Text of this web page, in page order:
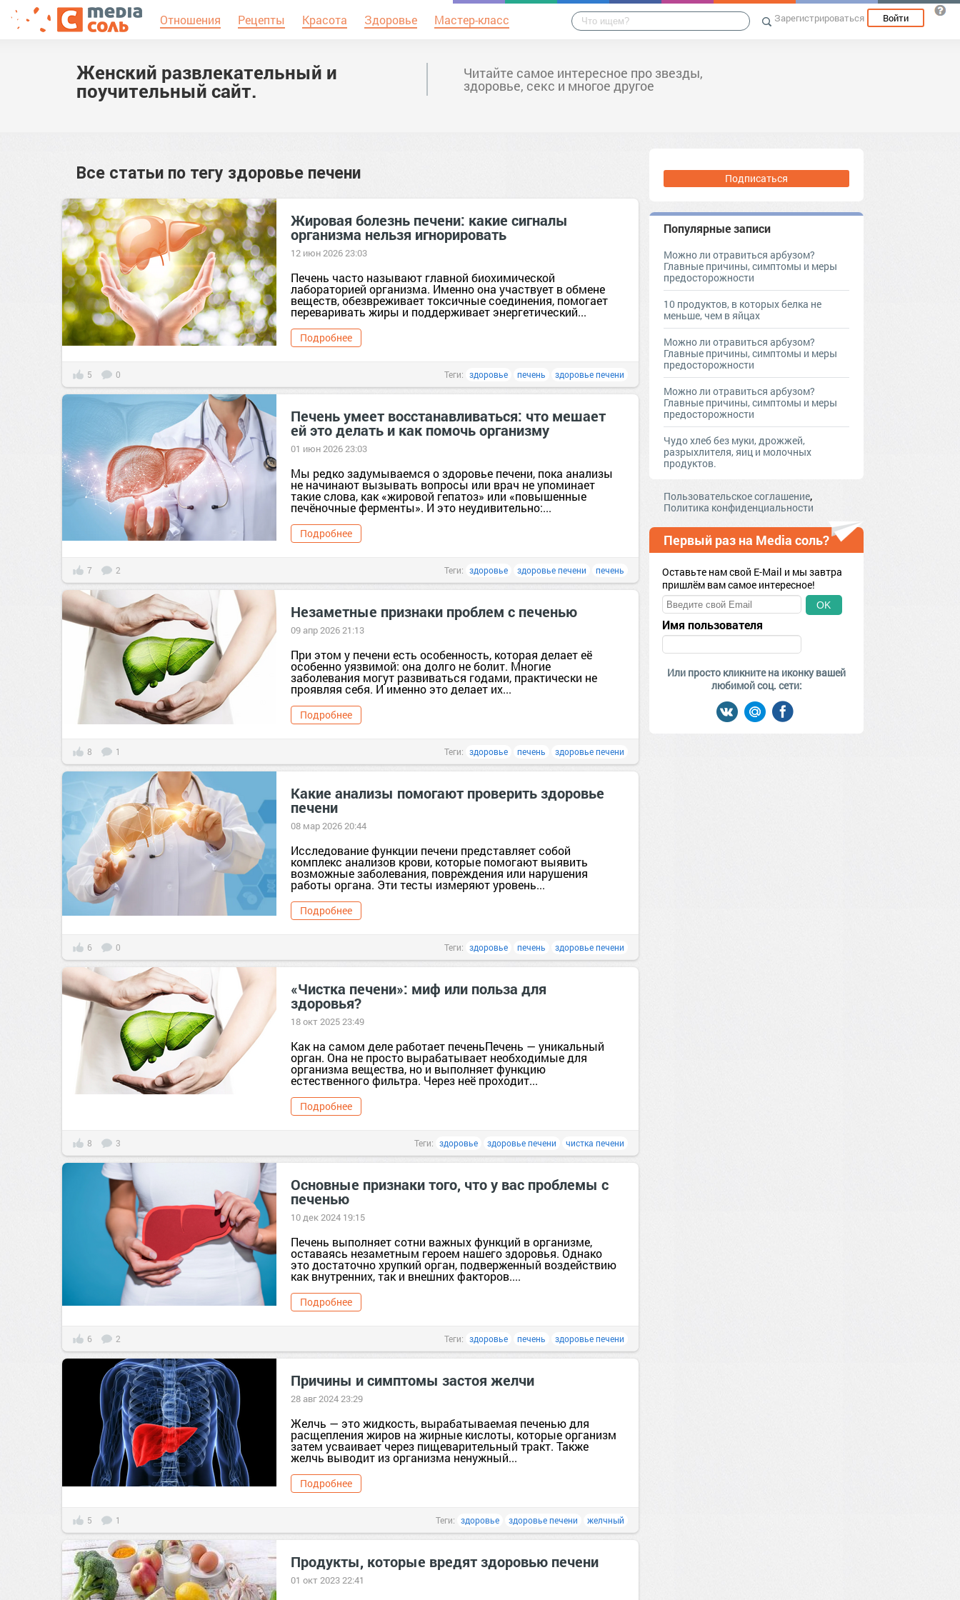
Отношения Рецепты Красота Здоровье Мастер-класс Зарегистрироваться Войти
Женский развлекательный и
поучительный сайт.
Читайте самое интересное про звезды,
здоровье, секс и многое другое
Все статьи по тегу здоровье печени
Жировая болезнь печени: какие сигналы
организма нельзя игнорировать
12 июн 2026 23:03
Печень часто называют главной биохимической
лабораторией организма. Именно она участвует в обмене
веществ, обезвреживает токсичные соединения, помогает
переваривать жиры и поддерживает энергетический...
Подробнее
5 0 Теги: здоровье печень здоровье печени
Печень умеет восстанавливаться: что мешает
ей это делать и как помочь организму
01 июн 2026 23:03
Мы редко задумываемся о здоровье печени, пока анализы
не начинают вызывать вопросы или врач не упоминает
такие слова, как «жировой гепатоз» или «повышенные
печёночные ферменты». И это неудивительно:...
Подробнее
7 2 Теги: здоровье здоровье печени печень
Незаметные признаки проблем с печенью
09 апр 2026 21:13
При этом у печени есть особенность, которая делает её
особенно уязвимой: она долго не болит. Многие
заболевания могут развиваться годами, практически не
проявляя себя. И именно это делает их...
Подробнее
8 1 Теги: здоровье печень здоровье печени
Какие анализы помогают проверить здоровье
печени
08 мар 2026 20:44
Исследование функции печени представляет собой
комплекс анализов крови, которые помогают выявить
возможные заболевания, повреждения или нарушения
работы органа. Эти тесты измеряют уровень...
Подробнее
6 0 Теги: здоровье печень здоровье печени
«Чистка печени»: миф или польза для
здоровья?
18 окт 2025 23:49
Как на самом деле работает печеньПечень — уникальный
орган. Она не просто вырабатывает необходимые для
организма вещества, но и выполняет функцию
естественного фильтра. Через неё проходит...
Подробнее
8 3 Теги: здоровье здоровье печени чистка печени
Основные признаки того, что у вас проблемы с
печенью
10 дек 2024 19:15
Печень выполняет сотни важных функций в организме,
оставаясь незаметным героем нашего здоровья. Однако
это достаточно хрупкий орган, подверженный воздействию
как внутренних, так и внешних факторов....
Подробнее
6 2 Теги: здоровье печень здоровье печени
Причины и симптомы застоя желчи
28 авг 2024 23:29
Желчь — это жидкость, вырабатываемая печенью для
расщепления жиров на жирные кислоты, которые организм
затем усваивает через пищеварительный тракт. Также
желчь выводит из организма ненужный...
Подробнее
5 1 Теги: здоровье здоровье печени желчный
Продукты, которые вредят здоровью печени
01 окт 2023 22:41
Подписаться
Популярные записи
Можно ли отравиться арбузом?
Главные причины, симптомы и меры
предосторожности
10 продуктов, в которых белка не
меньше, чем в яйцах
Можно ли отравиться арбузом?
Главные причины, симптомы и меры
предосторожности
Можно ли отравиться арбузом?
Главные причины, симптомы и меры
предосторожности
Чудо хлеб без муки, дрожжей,
разрыхлителя, яиц и молочных
продуктов.
Пользовательское соглашение,
Политика конфиденциальности
Первый раз на Media соль?
Оставьте нам свой E-Mail и мы завтра
пришлём вам самое интересное!
OK
Имя пользователя
Или просто кликните на иконку вашей
любимой соц. сети: